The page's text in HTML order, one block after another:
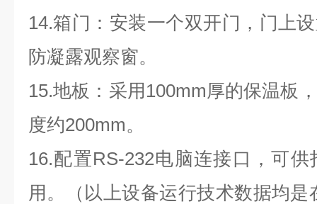
14.箱门：安装一个双开门，门上
防凝露观察窗。
15.地板：采用100mm厚的保温板
度约200mm。
16.配置RS-232电脑连接口，可
用。（以上设备运行技术数据均